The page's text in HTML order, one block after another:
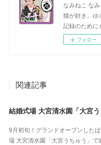
なみねこ な
猫が好き。ゆ
記録のために
フォロー
関連記事
9月初旬！グランドオープンした
場 大宮清水園「大宮うちゅう」で